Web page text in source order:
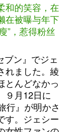
和的笑容，在
在被曝与年下
”，惹得粉丝
ブン』でジェ
れました。綾
とんどなかっ
９月12日に
行』が明かさ
す。ジェシー